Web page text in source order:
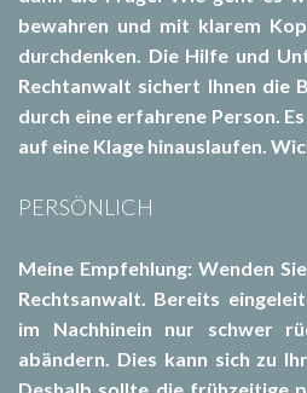
bewahren und mit klarem
durchdenken. Die Hilfe und
Rechtanwalt sichert Ihnen die
durch eine erfahrene Person.
auf eine Klage hinauslaufen.
PERSÖNLICH
Meine Empfehlung: Wenden
Rechtsanwalt. Bereits
im Nachhinein nur schwer
abändern. Dies kann sich zu
Deshalb sollte die frühzeitige